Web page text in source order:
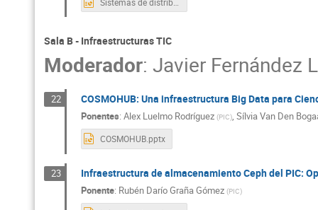
Sala B - Infraestructuras TIC
Moderador: Javier Fernández
22 COSMOHUB: Una infraestructura Big Data para
Ponentes: Alex Luelmo Rodríguez (PIC), Sílvia Van Den
COSMOHUB.pptx
23 Infraestructura de almacenamiento Ceph del PIC:
Ponente: Rubén Darío Graña Gómez (PIC)